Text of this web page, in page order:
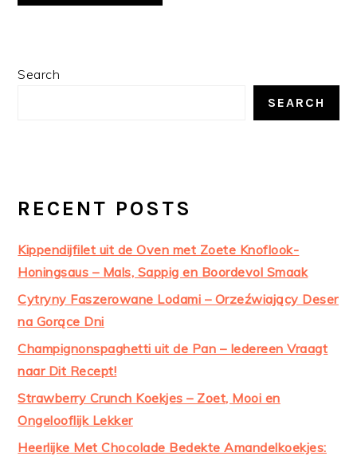
PRIMARY
Search
SEARCH
RECENT POSTS
Kippendijfilet uit de Oven met Zoete Knoflook-
Honingsaus – Mals, Sappig en Boordevol Smaak
Cytryny Faszerowane Lodami – Orzeźwiający Deser
na Gorące Dni
Champignonspaghetti uit de Pan – Iedereen Vraagt
naar Dit Recept!
Strawberry Crunch Koekjes – Zoet, Mooi en
Ongelooflijk Lekker
Heerlijke Met Chocolade Bedekte Amandelkoekjes: